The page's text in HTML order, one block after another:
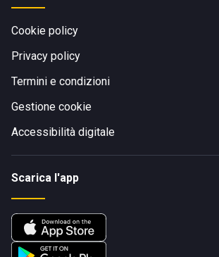
Cookie policy
Privacy policy
Termini e condizioni
Gestione cookie
Accessibilità digitale
Scarica l'app